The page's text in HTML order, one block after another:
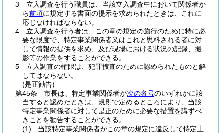
3
立入調査を行う職員は、当該立入調査中において関係者か
ら前項に規定する書面の提示を求められたときは、これに
応じなければならない。
4
立入調査を行う者は、この章の規定の施行のために特に必
要な限度で、特定事業関係者又はこれと思料される者に対
して情報の提供を求め、及び現場における状況の記録、撮
影等の作業をすることができる。
5
立入調査の権限は、犯罪捜査のために認められたものと解
してはならない。
(是正勧告)
第45条
市長は、特定事業関係者が次の各号のいずれかに該
当すると認めたときは、規則で定めるところにより、当該
特定事業関係者に対して是正のために必要な措置を講ずべ
きことを勧告することができる。
(1)
当該特定事業関係者がこの章の規定に違反して特定土